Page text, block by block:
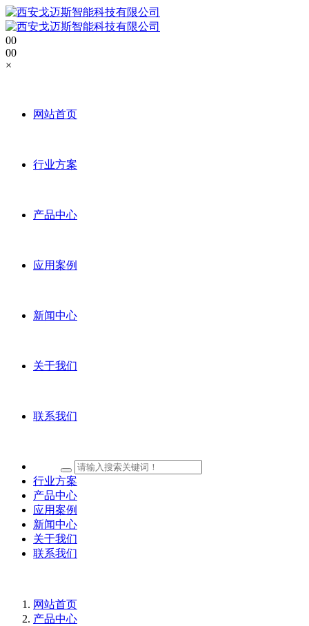
00
00
×
网站首页
行业方案
产品中心
应用案例
新闻中心
关于我们
联系我们
行业方案
产品中心
应用案例
新闻中心
关于我们
联系我们
网站首页
产品中心